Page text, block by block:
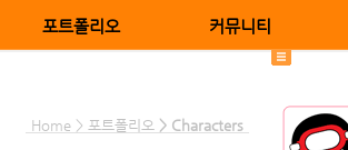
포트폴리오 커뮤니티
Home > 포트폴리오 > Characters